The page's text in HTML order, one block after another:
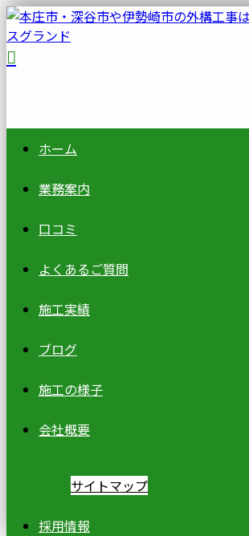
ホーム
業務案内
口コミ
よくあるご質問
施工実績
ブログ
施工の様子
会社概要
サイトマップ
採用情報